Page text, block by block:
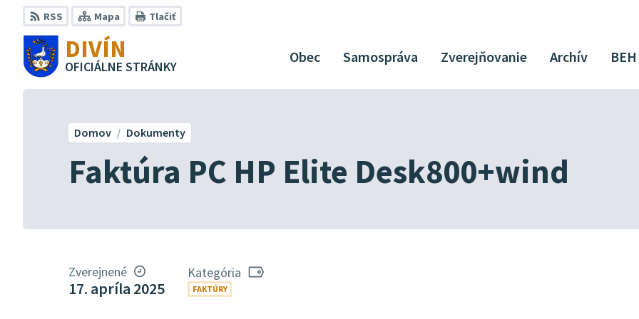
Preskočiť
na
obsah
RSS Mapa Tlačiť
DIVÍN
OFICIÁLNE STRÁNKY
Obec Samospráva Zverejňovanie Archív BEH
Faktúra PC HP Elite Desk800+wind
Domov Dokumenty
Zverejnené
17. apríla 2025
Kategória
FAKTÚRY